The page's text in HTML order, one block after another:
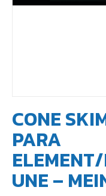
CONE
PARA
UNE –